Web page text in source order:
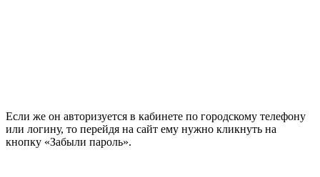
Если же он авторизуется в кабинете по городскому телефону
или логину, то перейдя на сайт ему нужно кликнуть на
кнопку «Забыли пароль».